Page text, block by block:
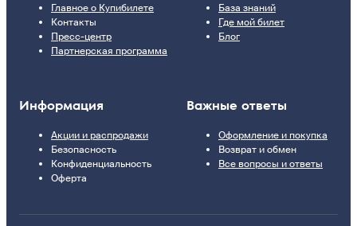
Главное о Купибилете
Контакты
Пресс-центр
Партнерская программа
База знаний
Где мой билет
Блог
Информация
Акции и распродажи
Безопасность
Конфиденциальность
Оферта
Важные ответы
Оформление и покупка
Возврат и обмен
Все вопросы и ответы